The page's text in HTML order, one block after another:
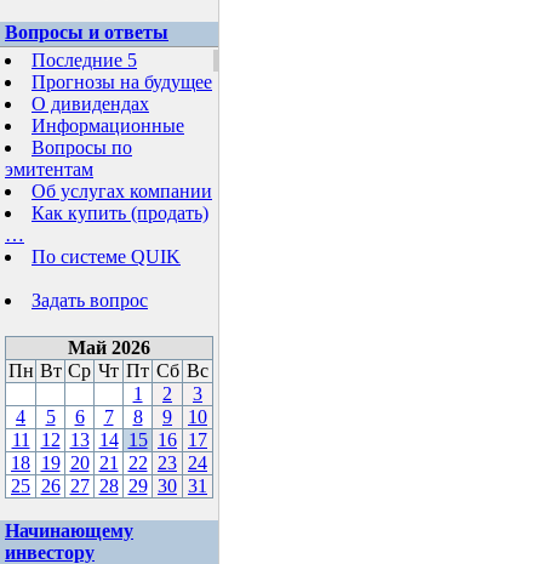
Вопросы и ответы
Последние 5
Прогнозы на будущее
О дивидендах
Информационные
Вопросы по
эмитентам
Об услугах компании
Как купить (продать)
…
По системе QUIK
Задать вопрос
Май 2026
Пн Вт Ср Чт Пт Сб Вс
1
2
3
4
5 6 7 8 9
10
11
12 13 14 15 16 17
18 19 20 21 22 23 24
25 26 27 28 29 30 31
Начинающему
инвестору